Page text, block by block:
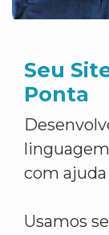
Seu
Ponta
com
Usamos